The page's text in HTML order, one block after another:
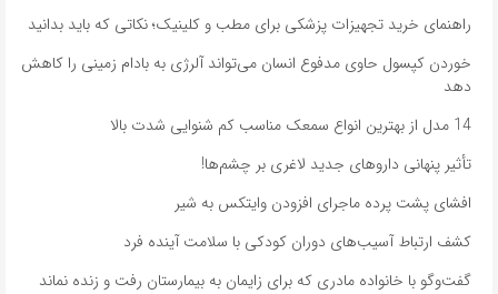
راهنمای خرید تجهیزات پزشکی برای مطب و کلینیک؛ نکاتی که باید بدانید
خوردن کپسول حاوی مدفوع انسان می‌تواند آلرژی به بادام زمینی را کاهش
دهد
14 مدل از بهترین انواع سمعک مناسب کم شنوایی شدت بالا
تأثیر پنهانی داروهای جدید لاغری بر چشم‌ها!
افشای پشت پرده ماجرای افزودن وایتکس به شیر
کشف ارتباط آسیب‌های دوران کودکی با سلامت آینده فرد
گفت‌وگو با خانواده مادری که برای زایمان به بیمارستان رفت و زنده نماند